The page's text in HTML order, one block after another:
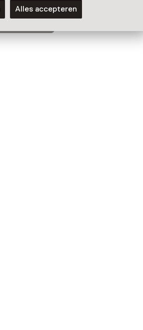
Alles accepteren